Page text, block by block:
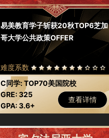
易美教育学子斩获20秋TOP6芝加
哥大学公共政策OFFER
难度系数
C同学: TOP70美国院校
GRE: 325
GPA: 3.6+
查看详情